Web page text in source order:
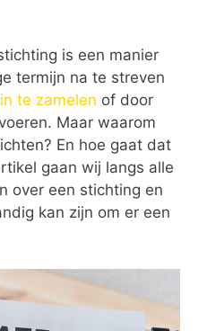
is een manier
termijn na te streven
te zamelen of door
Maar waarom
En hoe gaat dat
gaan wij langs alle
over een stichting en
kan zijn om er een